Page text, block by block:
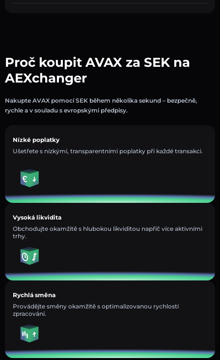
Proč koupit AVAX za SEK na
AEXchanger
Nakupte AVAX pomocí SEK během několika sekund – bezpečně,
rychle a v souladu s evropskými předpisy.
Nízké poplatky
Ušetřete s nízkými, transparentními poplatky při každé transakci.
Vysoká likvidita
Obchodujte okamžitě s hlubokou likviditou napříč více aktivními
trhy.
Rychlá směna
Provádějte směny okamžitě s optimalizovanou rychlostí
zpracování.